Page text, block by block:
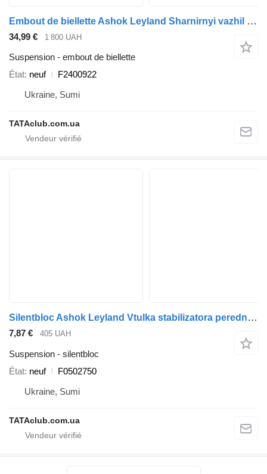
Embout de biellette Ashok Leyland Sharnirnyi vazhil mekhanizmu peremykannia peredach v zbori F2400922 pour bus
34,99 € 1 800 UAH
Suspension - embout de biellette
État neuf
F2400922
Ukraine, Sumi
TATAclub.com.ua
Silentbloc Ashok Leyland Vtulka stabilizatora perednoho verkhnia F0502750 pour bus Ashok Leyland
7,87 € 405 UAH
Suspension - silentbloc
État neuf
F0502750
Ukraine, Sumi
TATAclub.com.ua